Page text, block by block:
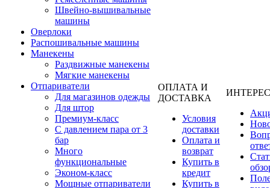
Швейно-вышивальные
машины
Оверлоки
Распошивальные машины
Манекены
Раздвижные манекены
Мягкие манекены
Отпариватели
Для магазинов одежды
Для штор
Премиум-класс
С давлением пара от 3
бар
Много
функциональные
Эконом-класс
Мощные отпариватели
ОПЛАТА И
ДОСТАВКА
Условия
доставки
Оплата и
возврат
Купить в
кредит
Купить в